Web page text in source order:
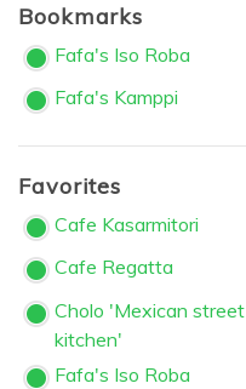
Bookmarks
Fafa's Iso Roba
Fafa's Kamppi
Favorites
Cafe Kasarmitori
Cafe Regatta
Cholo 'Mexican street
kitchen'
Fafa's Iso Roba